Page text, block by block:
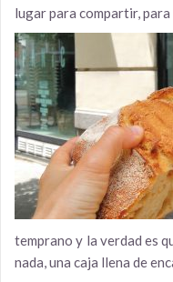
lugar para compartir,
temprano y la verdad es
nada, una caja llena de